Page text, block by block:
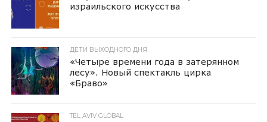
израильского искусства
ДЕТИ ВЫХОДНОГО ДНЯ
«Четыре времени года в затерянном
лесу». Новый спектакль цирка
«Браво»
TEL AVIV GLOBAL